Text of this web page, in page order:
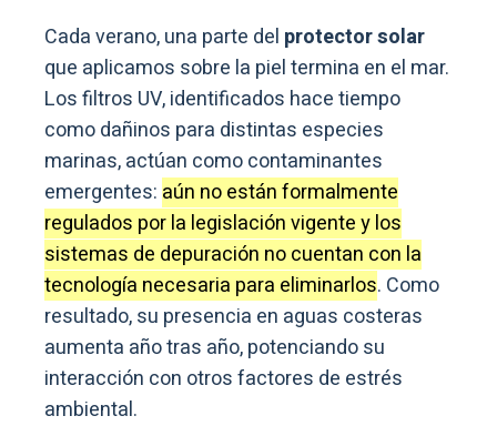
Cada verano, una parte del protector solar
que aplicamos sobre la piel termina en el mar.
Los filtros UV, identificados hace tiempo
como dañinos para distintas especies
marinas, actúan como contaminantes
emergentes: aún no están formalmente
regulados por la legislación vigente y los
sistemas de depuración no cuentan con la
tecnología necesaria para eliminarlos. Como
resultado, su presencia en aguas costeras
aumenta año tras año, potenciando su
interacción con otros factores de estrés
ambiental.